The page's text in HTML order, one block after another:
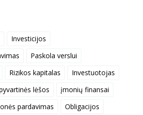
Investicijos
Paskola verslui
Rizikos kapitalas
Investuotojas
lėšos
įmonių finansai
pardavimas
Obligacijos